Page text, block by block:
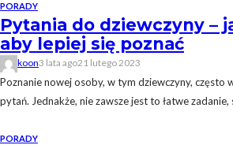
PORADY
Pytania do dziewczyny –
aby lepiej się poznać
koon3 lata ago21 lutego 2023
Poznanie nowej osoby, w tym dziewczyny, często
pytań. Jednakże, nie zawsze jest to łatwe zadanie,
PORADY